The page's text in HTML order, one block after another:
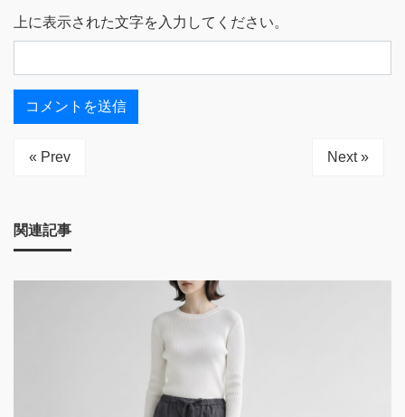
上に表示された文字を入力してください。
« Prev Next »
関連記事